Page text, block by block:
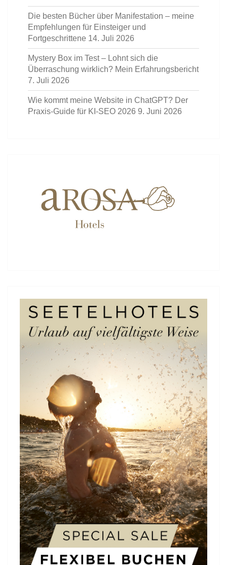
Die besten Bücher über Manifestation – meine
Empfehlungen für Einsteiger und
Fortgeschrittene 14. Juli 2026
Mystery Box im Test – Lohnt sich die
Überraschung wirklich? Mein Erfahrungsbericht
7. Juli 2026
Wie kommt meine Website in ChatGPT? Der
Praxis-Guide für KI-SEO 2026 9. Juni 2026